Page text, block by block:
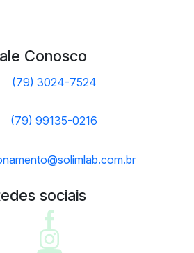
Conosco
(79) 3024-7524
(79) 99135-0216
sociais